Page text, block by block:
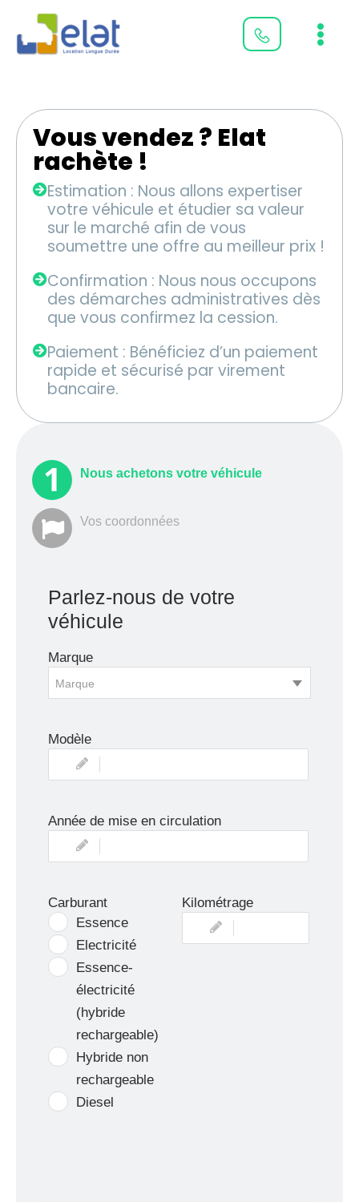
contenu
Main
Vous vendez ? Elat
rachète !
Estimation : Nous allons expertiser
votre véhicule et étudier sa valeur
sur le marché afin de vous
soumettre une offre au meilleur prix !
Confirmation : Nous nous occupons
des démarches administratives dès
que vous confirmez la cession.
Paiement : Bénéficiez d’un paiement
rapide et sécurisé par virement
bancaire.
Nous achetons votre véhicule
Vos coordonnées
Parlez-nous de votre
véhicule
Marque
Marque
Modèle
Année de mise en circulation
Carburant
Essence
Electricité
Essence-
électricité
(hybride
rechargeable)
Hybride non
rechargeable
Diesel
Kilométrage